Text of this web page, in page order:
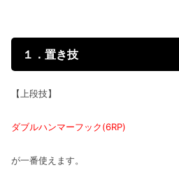
１．置き技
【上段技】
ダブルハンマーフック(6RP)
が一番使えます。